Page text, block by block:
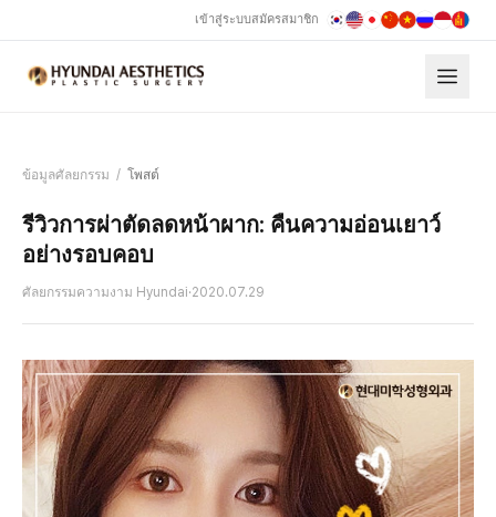
เข้าสู่ระบบสมัครสมาชิก
ข้อมูลศัลยกรรม / โพสต์
รีวิวการผ่าตัดลดหน้าผาก: คืนความอ่อนเยาว์
อย่างรอบคอบ
ศัลยกรรมความงาม Hyundai·2020.07.29